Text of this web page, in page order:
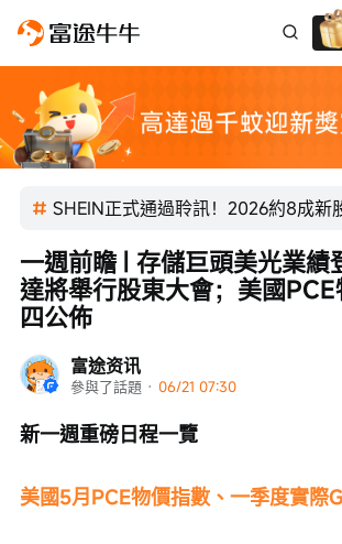
迎新驚喜賞
SHEIN正式通過聆訊！2026約8成新
富途资讯
參與了話題 · 06/21 07:30
一週前瞻 | 存儲巨頭美光業績
達將舉行股東大會；美國
四公佈
新一週重磅日程一覽
美國5月PCE物價指數、一季度實際